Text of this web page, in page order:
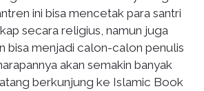
ini bisa mencetak para santri
secara religius, namun juga
bisa menjadi calon-calon penulis
akan semakin banyak
berkunjung ke Islamic Book